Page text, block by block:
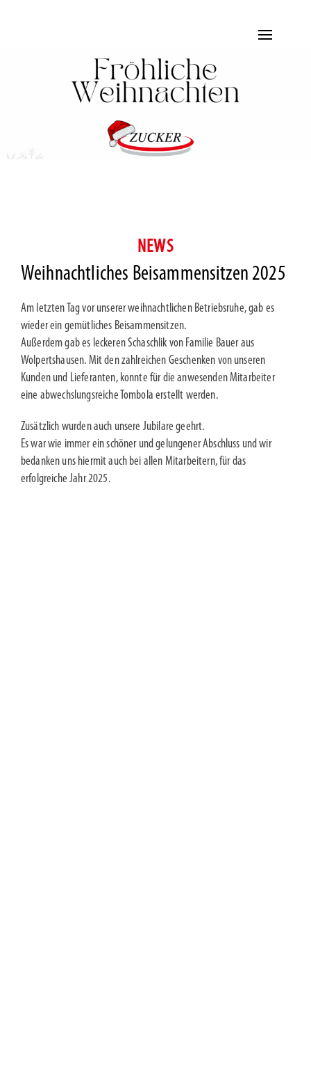
Toggle
NEWS
Weihnachtliches Beisammensitzen 2025
Am letzten Tag vor unserer weihnachtlichen Betriebsruhe, gab es
wieder ein gemütliches Beisammensitzen.
Außerdem gab es leckeren Schaschlik von Familie Bauer aus
Wolpertshausen. Mit den zahlreichen Geschenken von unseren
Kunden und Lieferanten, konnte für die anwesenden Mitarbeiter
eine abwechslungsreiche Tombola erstellt werden.
Zusätzlich wurden auch unsere Jubilare geehrt.
Es war wie immer ein schöner und gelungener Abschluss und wir
bedanken uns hiermit auch bei allen Mitarbeitern, für das
erfolgreiche Jahr 2025.